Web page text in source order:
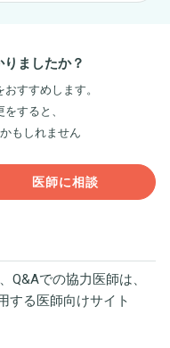
ましたか？
すすめします。
すると、
もしれません
医師に相談
Q&Aでの協力医師は、
する医師向けサイト